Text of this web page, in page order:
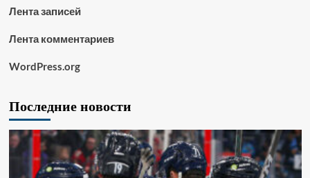
Лента записей
Лента комментариев
WordPress.org
Последние новости